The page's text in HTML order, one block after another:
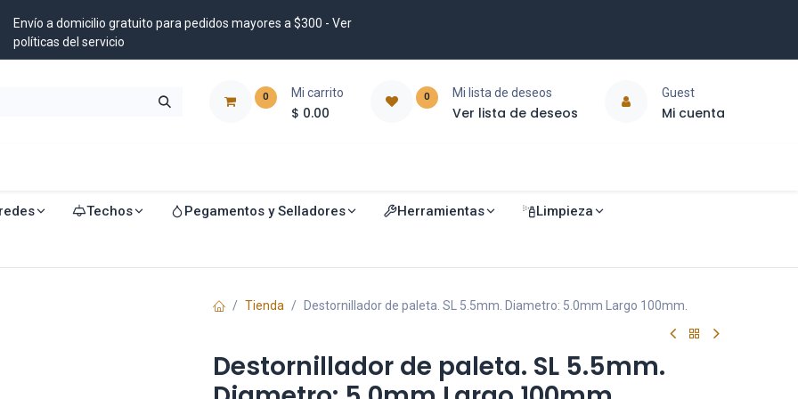
Envío a domicilio gratuito para pedidos mayores a $300 - Ver
políticas del servicio
0 Mi carrito
$ 0.00
0 Mi lista de deseos
Ver lista de deseos
Guest
Mi cuenta
Techos Pegamentos y Selladores Herramientas Limpieza
Tienda Destornillador de paleta. SL 5.5mm. Diametro: 5.0mm Largo 100mm.
Destornillador de paleta. SL 5.5mm.